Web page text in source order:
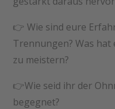
👉 Wie sind eure
Trennungen? Was
zu meistern?
👉Wie seid ihr der
begegnet?